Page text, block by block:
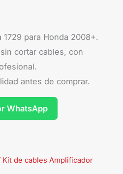
para Honda 2008+.
cortar cables, con
antes de comprar.
WhatsApp
Kit de cables Amplificador